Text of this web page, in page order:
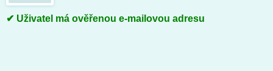
Uživatel má ověřenou e-mailovou adresu